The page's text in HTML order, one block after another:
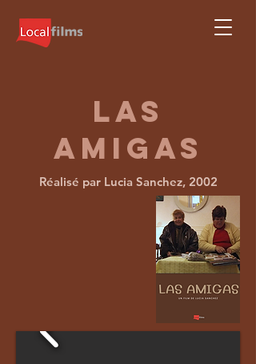
LAS
AMIGAS
Réalisé par Lucia Sanchez, 2002